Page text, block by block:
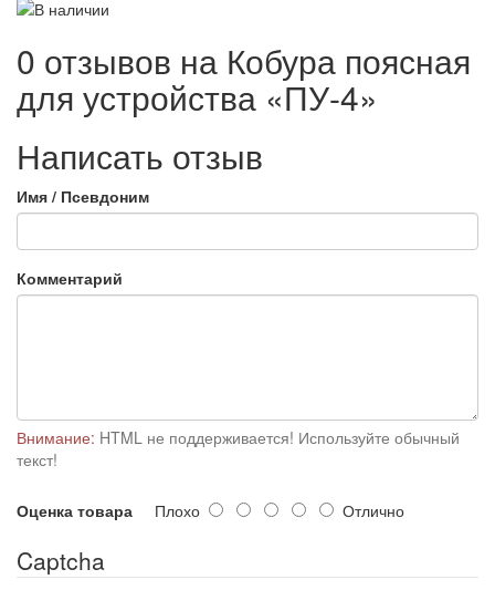
0 отзывов на Кобура поясная
для устройства «ПУ-4»
Написать отзыв
Имя / Псевдоним
Комментарий
Внимание: HTML не поддерживается! Используйте обычный
текст!
Оценка товара Плохо Отлично
Captcha